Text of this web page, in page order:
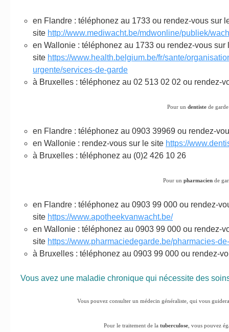
en Flandre : téléphonez au 1733 ou rendez-vous sur
site http://www.mediwacht.be/mdwonline/publiek/
en Wallonie : téléphonez au 1733 ou rendez-vous sur
site https://www.health.belgium.be/fr/sante/
urgente/services-de-garde
à Bruxelles : téléphonez au 02 513 02 02 ou rendez-
Pour un dentiste de
en Flandre : téléphonez au 0903 39969 ou rendez-
en Wallonie : rendez-vous sur le site https://
à Bruxelles : téléphonez au (0)2 426 10 26
Pour un pharmaciende
en Flandre : téléphonez au 0903 99 000 ou rendez-
site https://www.apotheekvanwacht.be/
en Wallonie : téléphonez au 0903 99 000 ou rendez-
site https://www.pharmaciedegarde.be/pharmacies-
à Bruxelles : téléphonez au 0903 99 000 ou rendez-
Vous avez une maladie chronique qui nécessite des
Vous pouvez consulter un médecin généraliste, qui vous
Pour le traitement de la tuberculose, vous pouvez